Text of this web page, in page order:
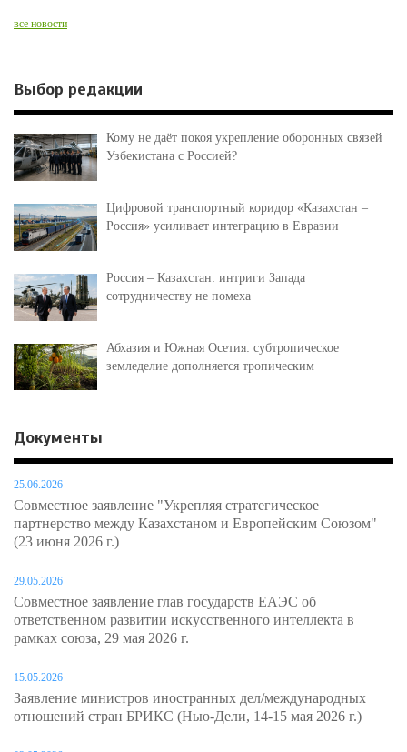
все новости
Выбор редакции
Кому не даёт покоя укрепление оборонных связей
Узбекистана с Россией?
Цифровой транспортный коридор «Казахстан –
Россия» усиливает интеграцию в Евразии
Россия – Казахстан: интриги Запада
сотрудничеству не помеха
Абхазия и Южная Осетия: субтропическое
земледелие дополняется тропическим
Документы
25.06.2026
Совместное заявление "Укрепляя стратегическое
партнерство между Казахстаном и Европейским Союзом"
(23 июня 2026 г.)
29.05.2026
Совместное заявление глав государств ЕАЭС об
ответственном развитии искусственного интеллекта в
рамках союза, 29 мая 2026 г.
15.05.2026
Заявление министров иностранных дел/международных
отношений стран БРИКС (Нью-Дели, 14-15 мая 2026 г.)